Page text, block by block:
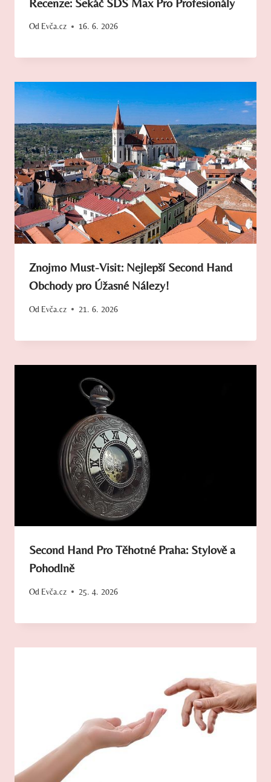
Od Evča.cz 16. 6. 2026
Znojmo Must-Visit: Nejlepší Second Hand
Obchody pro Úžasné Nálezy!
Od Evča.cz 21. 6. 2026
Second Hand Pro Těhotné Praha: Stylově a
Pohodlně
Od Evča.cz 25. 4. 2026